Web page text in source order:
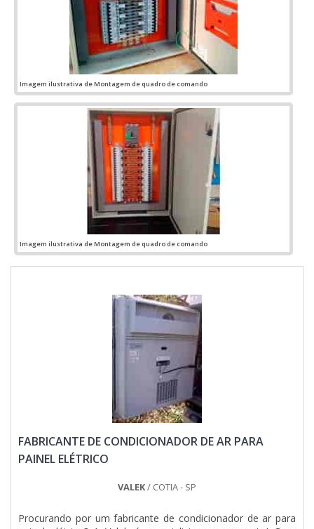
Imagem ilustrativa de Montagem de quadro de comando
Imagem ilustrativa de Montagem de quadro de comando
FABRICANTE DE CONDICIONADOR DE AR PARA
PAINEL ELÉTRICO
VALEK/ COTIA - SP
Procurando por um fabricante de condicionador de ar para